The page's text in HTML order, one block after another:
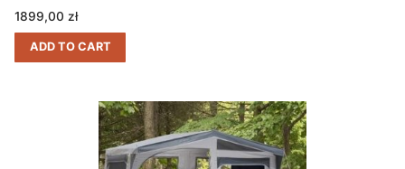
1899,00 zł
ADD TO CART